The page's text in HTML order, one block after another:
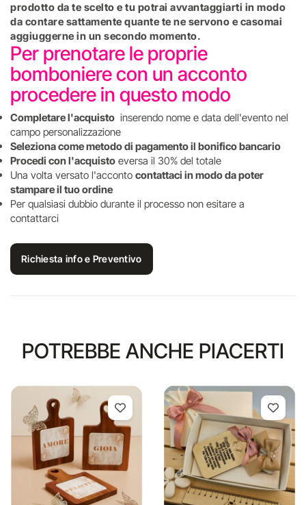
prodotto da te scelto e tu potrai avvantaggiarti in modo
da contare sattamente quante te ne servono e casomai
aggiuggerne in un secondo momento.
Per prenotare le proprie
bomboniere con un acconto
procedere in questo modo
Completare l'acquisto inserendo nome e data dell'evento nel
campo personalizzazione
Seleziona come metodo di pagamento il bonifico bancario
Procedi con l'acquisto eversa il 30% del totale
Una volta versato l'acconto contattaci in modo da poter
stampare il tuo ordine
Per qualsiasi dubbio durante il processo non esitare a
contattarci
Richiesta info e Preventivo
POTREBBE ANCHE PIACERTI